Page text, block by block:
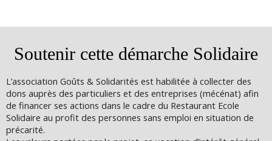
Soutenir cette démarche Solidaire
L’association Goûts & Solidarités est habilitée à collecter des
dons auprès des particuliers et des entreprises (mécénat) afin
de financer ses actions dans le cadre du Restaurant Ecole
Solidaire au profit des personnes sans emploi en situation de
précarité.